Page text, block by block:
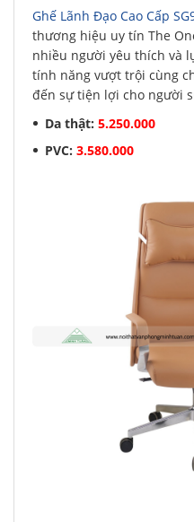
Ghế Lãnh Đạo Cao Cấp
thương hiệu uy tín The
nhiều người yêu thích và
tính năng vượt trội cùng
đến sự tiện lợi cho người
Da thật: 5.250.000
PVC: 3.580.000